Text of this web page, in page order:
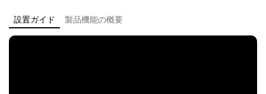
設置ガイド 製品機能の概要